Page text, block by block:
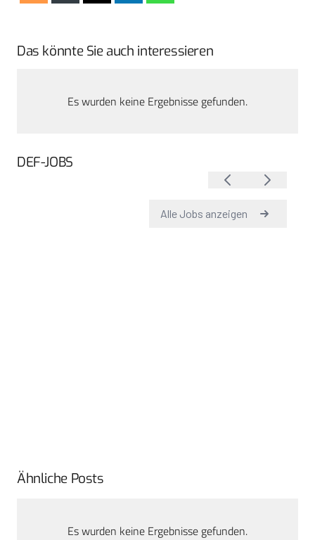
Das könnte Sie auch interessieren
Es wurden keine Ergebnisse gefunden.
DEF-JOBS
Ähnliche Posts
Es wurden keine Ergebnisse gefunden.